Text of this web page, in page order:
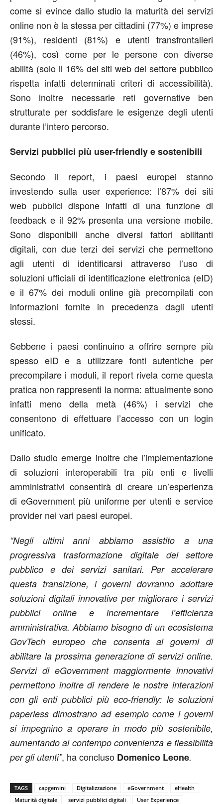
come si evince dallo studio la maturità dei servizi
online non è la stessa per cittadini (77%) e imprese
(91%), residenti (81%) e utenti transfrontalieri
(46%), così come per le persone con diverse
abilità (solo il 16% dei siti web del settore pubblico
rispetta infatti determinati criteri di accessibilità).
Sono inoltre necessarie reti governative ben
strutturate per soddisfare le esigenze degli utenti
durante l’intero percorso.
Servizi pubblici più user-friendly e sostenibili
Secondo il report, i paesi europei stanno
investendo sulla user experience: l’87% dei siti
web pubblici dispone infatti di una funzione di
feedback e il 92% presenta una versione mobile.
Sono disponibili anche diversi fattori abilitanti
digitali, con due terzi dei servizi che permettono
agli utenti di identificarsi attraverso l’uso di
soluzioni ufficiali di identificazione elettronica (eID)
e il 67% dei moduli online già precompilati con
informazioni fornite in precedenza dagli utenti
stessi.
Sebbene i paesi continuino a offrire sempre più
spesso eID e a utilizzare fonti autentiche per
precompilare i moduli, il report rivela come questa
pratica non rappresenti la norma: attualmente sono
infatti meno della metà (46%) i servizi che
consentono di effettuare l’accesso con un login
unificato.
Dallo studio emerge inoltre che l’implementazione
di soluzioni interoperabili tra più enti e livelli
amministrativi consentirà di creare un’esperienza
di eGovernment più uniforme per utenti e service
provider nei vari paesi europei.
“Negli ultimi anni abbiamo assistito a una
progressiva trasformazione digitale del settore
pubblico e dei servizi sanitari. Per accelerare
questa transizione, i governi dovranno adottare
soluzioni digitali innovative per migliorare i servizi
pubblici online e incrementare l’efficienza
amministrativa. Abbiamo bisogno di un ecosistema
GovTech europeo che consenta ai governi di
abilitare la prossima generazione di servizi online.
Servizi di eGovernment maggiormente innovativi
permettono inoltre di rendere le nostre interazioni
con gli enti pubblici più eco-friendly: le soluzioni
paperless dimostrano ad esempio come i governi
si impegnino a operare in modo più sostenibile,
aumentando al contempo convenienza e flessibilità
per gli utenti”, ha concluso Domenico Leone.
TAGS capgemini Digitalizzazione eGovernment
eHealth
Maturità digitale
servizi pubblici digitali User Experience